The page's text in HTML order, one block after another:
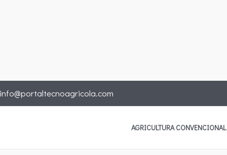
info@portaltecnoagricola.com
AGRICULTURA CONVENCIONAL